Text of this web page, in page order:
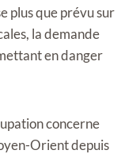
plus que prévu sur
la demande
en danger
concerne
Orient depuis